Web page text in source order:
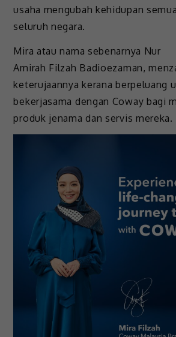
usaha mengubah kehidupan
seluruh negara.
Mira atau nama sebenarnya Nur
Amirah Filzah Badioezaman,
keterujaannya kerana berpeluang
bekerjasama dengan Coway bagi
produk jenama dan servis mereka.